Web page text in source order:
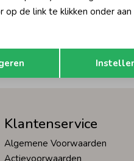
Hoe we met je data
Wij scoren een 9,4
Klantenservice
Algemene Voorwaarden
Opslaan
de link te klikken onder aan